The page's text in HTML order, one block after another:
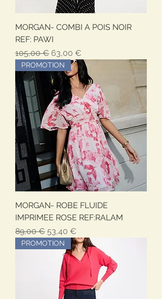
MORGAN- COMBI A POIS NOIR
REF: PAWI
Обычная цена
105,00 € Цена со скидкой
63,00 €
PROMOTION
MORGAN- ROBE FLUIDE
IMPRIMEE ROSE REF:RALAM
Обычная цена
89,00 € Цена со скидкой
53,40 €
PROMOTION